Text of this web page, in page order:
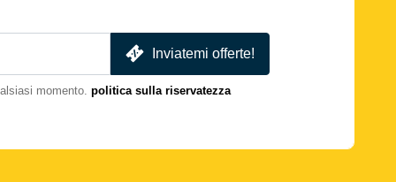
Inviatemi offerte!
momento. politica sulla riservatezza